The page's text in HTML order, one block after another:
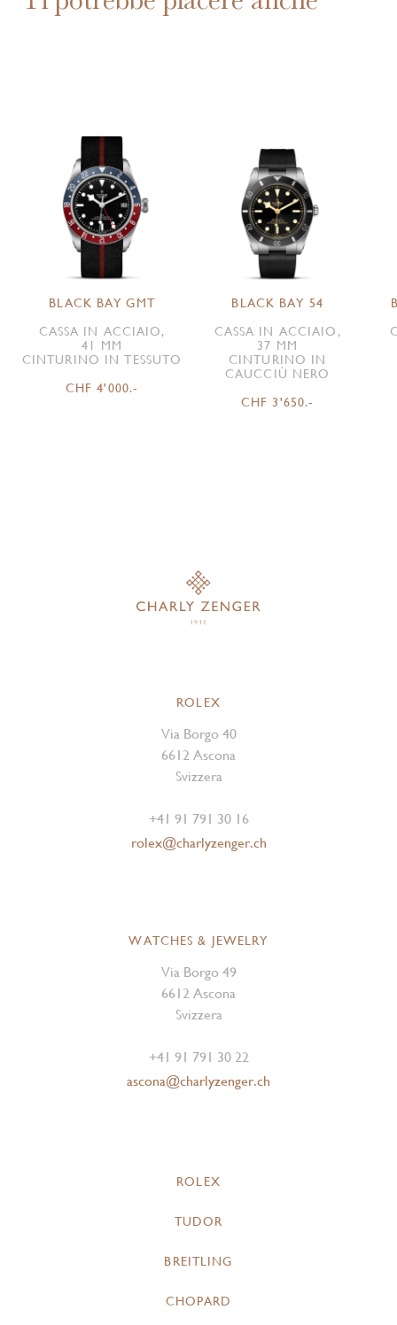
BLACK BAY GMT
CASSA IN ACCIAIO,
41 MM
CINTURINO IN TESSUTO
CHF 4'000.-
BLACK BAY 54
CASSA IN ACCIAIO,
37 MM
CINTURINO IN
CAUCCIÙ NERO
CHF 3'650.-
ROLEX
Via Borgo 40
6612 Ascona
Svizzera
+41 91 791 30 16
rolex@charlyzenger.ch
WATCHES & JEWELRY
Via Borgo 49
6612 Ascona
Svizzera
+41 91 791 30 22
ascona@charlyzenger.ch
ROLEX
TUDOR
BREITLING
CHOPARD